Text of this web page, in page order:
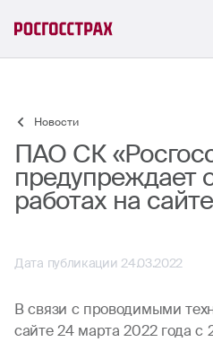
Новости
ПАО СК
предупреждает
работах на
Дата публикации 24.03.2022
В связи с проводимыми
сайте 24 марта 2022 года с